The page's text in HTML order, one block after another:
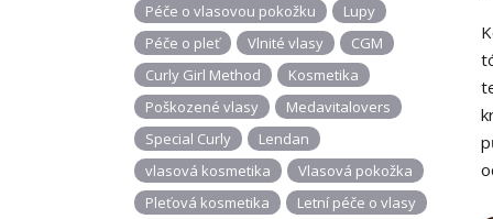
Péče o vlasovou pokožku
Lupy
Péče o pleť
Vlnité vlasy
CGM
Curly Girl Method
Kosmetika
Poškozené vlasy
Medavitalovers
Special Curly
Lendan
vlasová kosmetika
Vlasová pokožka
Pleťová kosmetika
Letní péče o vlasy